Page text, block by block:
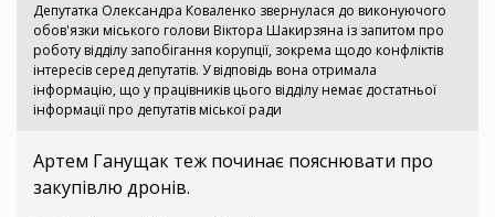
Депутатка Олександра Коваленко звернулася до виконуючого
обов'язки міського голови Віктора Шакирзяна із запитом про
роботу відділу запобігання корупції, зокрема щодо конфліктів
інтересів серед депутатів. У відповідь вона отримала
інформацію, що у працівників цього відділу немає достатньої
інформації про депутатів міської ради
Артем Ганущак теж починає пояснювати про
закупівлю дронів.